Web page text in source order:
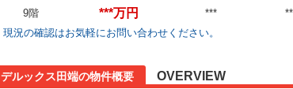
9階 ***万円 ***
現況の確認はお気軽にお問い合わせください。
デルックス田端の物件概要 OVERVIEW